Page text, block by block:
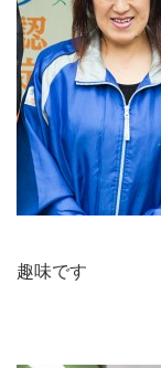
趣味です